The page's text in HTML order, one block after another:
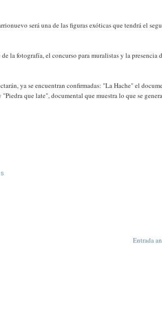
será una de las figuras exóticas que tendrá el
la fotografía, el concurso para muralistas y la presencia
ya se encuentran confirmadas: "La Hache" el
que late", documental que muestra lo que se
Entrada